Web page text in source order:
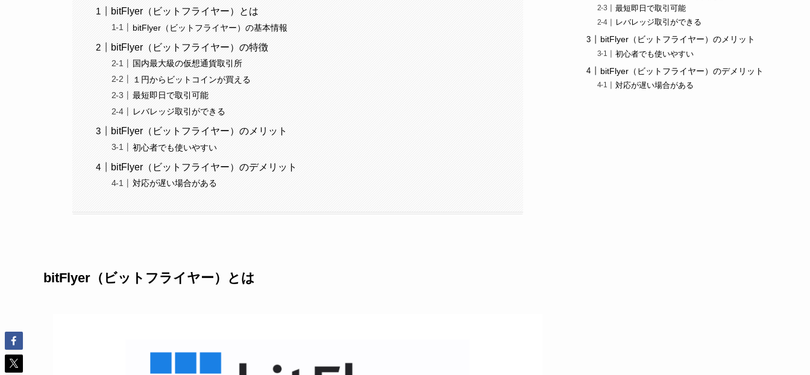
bitFlyer（ビットフライヤー）とは
bitFlyer（ビットフライヤー）の基本情報
bitFlyer（ビットフライヤー）の特徴
国内最大級の仮想通貨取引所
１円からビットコインが買える
最短即日で取引可能
レバレッジ取引ができる
bitFlyer（ビットフライヤー）のメリット
初心者でも使いやすい
bitFlyer（ビットフライヤー）のデメリット
対応が遅い場合がある
bitFlyer（ビットフライヤー）とは
最短即日で取引可能
レバレッジ取引ができる
bitFlyer（ビットフライヤー）のメリット
初心者でも使いやすい
bitFlyer（ビットフライヤー）のデメリット
対応が遅い場合がある